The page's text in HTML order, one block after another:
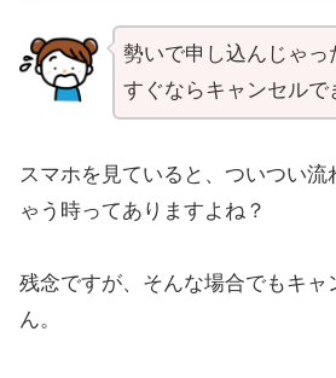
勢いで申し込んじゃっ
すぐならキャンセルで
スマホを見ていると、ついつい流
ゃう時ってありますよね？
残念ですが、そんな場合でもキャ
ん。